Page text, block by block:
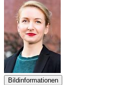
Bildinformationen